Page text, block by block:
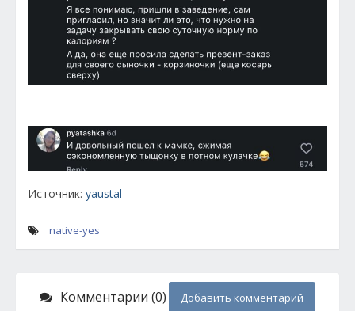
Источник: yaustal
native-yes
Комментарии (0) Добавить комментарий